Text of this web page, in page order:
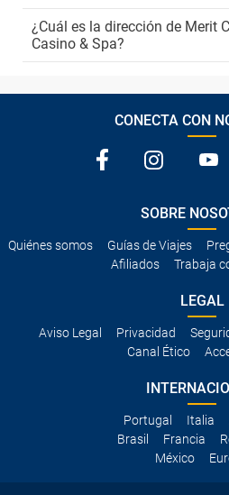
¿Cuál es la dirección de Merit
Casino & Spa?
CONECTA CON
SOBRE
Quiénes somos Guías de Viajes
Afiliados
Trabaja
LEGAL
Aviso Legal Privacidad
Canal Ético
Portugal Italia
Brasil
Francia
México